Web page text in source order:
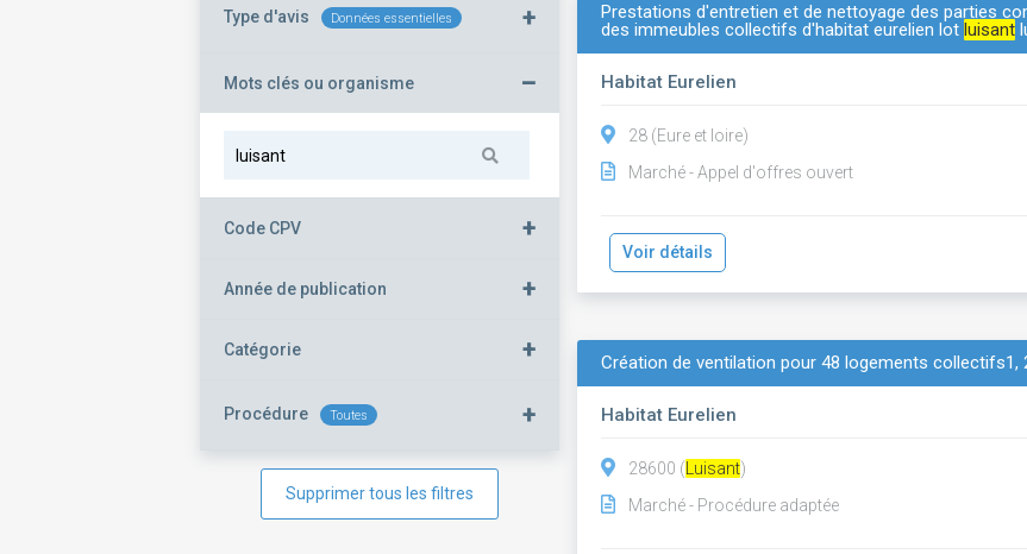
Type d'avis Données essentielles +
Mots clés ou organisme –
Code CPV +
Année de publication +
Catégorie +
Procédure Toutes +
Supprimer tous les filtres
Prestations d'entretien et de nettoyage des parties
des immeubles collectifs d'habitat eurelien lotluisant
Habitat Eurelien
28 (Eure et loire)
Marché - Appel d'offres ouvert
Voir détails
Création de ventilation pour 48 logements
Habitat Eurelien
28600 ( Luisant)
Marché - Procédure adaptée